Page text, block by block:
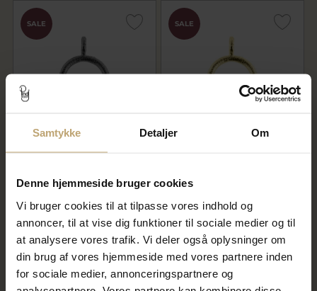
Samtykke Detaljer Om
Denne hjemmeside bruger cookies
Vi bruger cookies til at tilpasse vores indhold og
annoncer, til at vise dig funktioner til sociale medier og til
at analysere vores trafik. Vi deler også oplysninger om
din brug af vores hjemmeside med vores partnere inden
for sociale medier, annonceringspartnere og
SALE
Vedhæng Circles 15 mm. 925s
432,00 kr
SALE
480,00 kr
På lager
SALE SALE